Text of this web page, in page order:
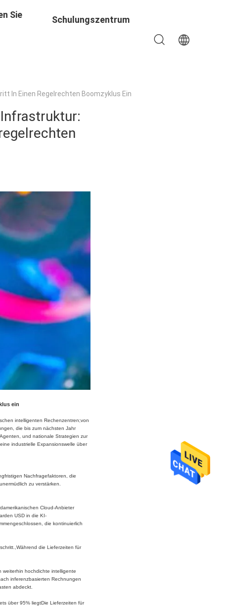
Sie
Schulungszentrum
In Einen Regelrechten Boomzyklus Ein
ein
intelligenten Rechenzentren;von
die bis zum nächsten Jahr
und nationale Strategien zur
industrielle Expansionswelle über
Nachfragefaktoren, die
zu verstärken.
Cloud-Anbieter
USD in die KI-
die kontinuierlich
die Lieferzeiten für
weiterhin hochdichte intelligente
inferenzbasierten Rechnungen
abdeckt.
über 95% liegtDie Lieferzeiten für